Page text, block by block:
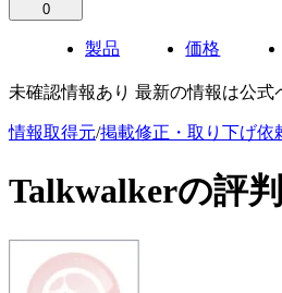
0
製品 価格
未確認情報あり 最新の情報は公式
情報取得元/掲載修正・取り下げ依
Talkwalkerの評